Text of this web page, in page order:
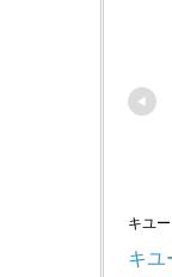
キユ
キユ